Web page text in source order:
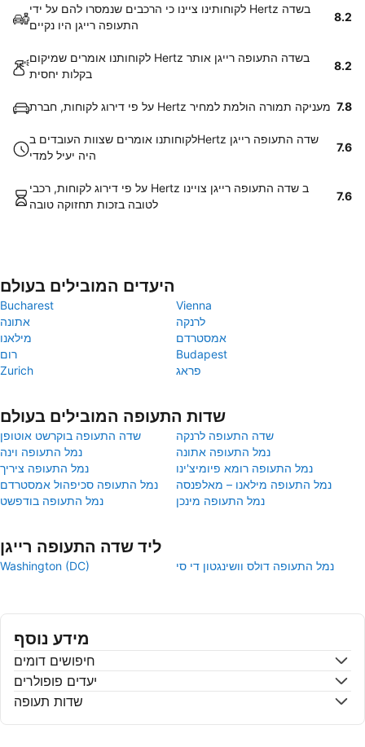
לקוחותינו ציינו כי הרכבים שנמסרו להם על ידי Hertz בשדה
התעופה רייגן היו נקיים
8.2
לקוחותנו אומרים שמיקום Hertz בשדה התעופה רייגן אותר
בקלות יחסית
8.2
על פי דירוג לקוחות, חברת Hertz מעניקה תמורה הולמת למחיר 7.8
לקוחותנו אומרים שצוות העובדים בHertz שדה התעופה רייגן
היה יעיל למדי
7.6
על פי דירוג לקוחות, רכבי Hertz ב שדה התעופה רייגן צויינו
לטובה בזכות תחזוקה טובה
7.6
היעדים המובילים בעולם
Bucharest
Vienna
אתונה
לרנקה
מילאנו
אמסטרדם
רום
Budapest
Zurich
פראג
שדות התעופה המובילים בעולם
שדה התעופה בוקרשט אוטופן
שדה התעופה לרנקה
נמל התעופה וינה
נמל התעופה אתונה
נמל התעופה ציריך
נמל התעופה רומא פיומיצ'ינו
נמל התעופה סכיפהול אמסטרדם
נמל התעופה מילאנו – מאלפנסה
נמל התעופה בודפשט
נמל התעופה מינכן
ליד שדה התעופה רייגן
Washington (DC) נמל התעופה דולס וושינגטון די סי
מידע נוסף
חיפושים דומים
יעדים פופולרים
שדות תעופה